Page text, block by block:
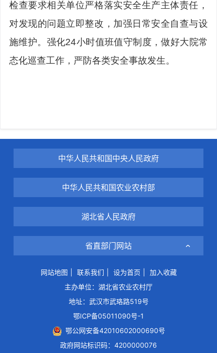
检查要求相关单位严格落实安全生产主体责任，
对发现的问题立即整改，加强日常安全自查与设
施维护。强化24小时值班值守制度，做好大院常
态化巡查工作，严防各类安全事故发生。
中华人民共和国中央人民政府
中华人民共和国农业农村部
湖北省人民政府
省直部门网站
网站地图 联系我们 设为首页
加入收藏
主办单位：湖北省农业农村厅
地址：武汉市武珞路519号
鄂ICP备05011090号-1
鄂公网安备42010602000690号
政府网站标识码：4200000076